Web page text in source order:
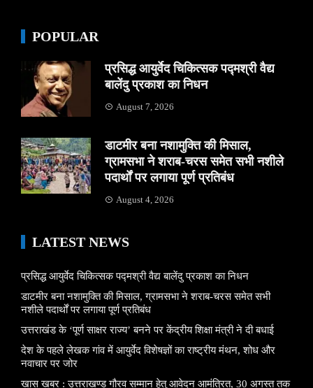
POPULAR
प्रसिद्ध आयुर्वेद चिकित्सक पद्मश्री वैद्य
बालेंदु प्रकाश का निधन
August 7, 2026
डाटमीर बना नशामुक्ति की मिसाल,
ग्रामसभा ने शराब-चरस समेत सभी नशीले
पदार्थों पर लगाया पूर्ण प्रतिबंध
August 4, 2026
LATEST NEWS
प्रसिद्ध आयुर्वेद चिकित्सक पद्मश्री वैद्य बालेंदु प्रकाश का निधन
डाटमीर बना नशामुक्ति की मिसाल, ग्रामसभा ने शराब-चरस समेत सभी
नशीले पदार्थों पर लगाया पूर्ण प्रतिबंध
उत्तराखंड के ‘पूर्ण साक्षर राज्य’ बनने पर केंद्रीय शिक्षा मंत्री ने दी बधाई
देश के पहले लेखक गांव में आयुर्वेद विशेषज्ञों का राष्ट्रीय मंथन, शोध और
नवाचार पर जोर
खास खबर : उत्तराखण्ड गौरव सम्मान हेतु आवेदन आमंत्रित, 30 अगस्त तक